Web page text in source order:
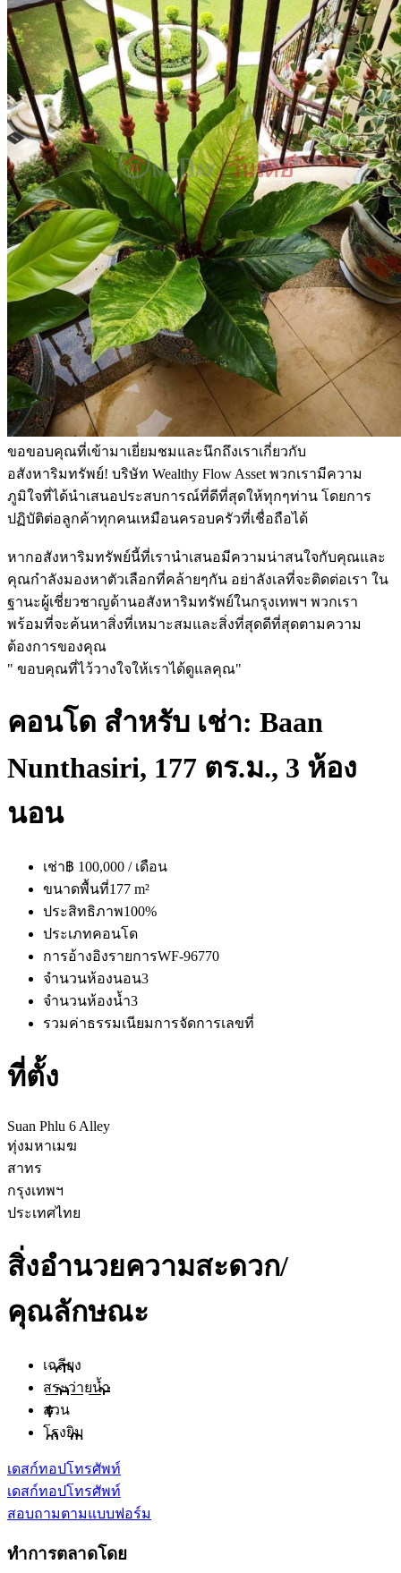
ขอขอบคุณที่เข้ามาเยี่ยมชมและนึกถึงเราเกี่ยวกับ
อสังหาริมทรัพย์! บริษัท Wealthy Flow Asset พวกเรามีความ
ภูมิใจที่ได้นำเสนอประสบการณ์ที่ดีที่สุดให้ทุกๆท่าน โดยการ
ปฏิบัติต่อลูกค้าทุกคนเหมือนครอบครัวที่เชื่อถือได้
หากอสังหาริมทรัพย์นี้ที่เรานำเสนอมีความน่าสนใจกับคุณและ
คุณกำลังมองหาตัวเลือกที่คล้ายๆกัน อย่าลังเลที่จะติดต่อเรา ใน
ฐานะผู้เชี่ยวชาญด้านอสังหาริมทรัพย์ในกรุงเทพฯ พวกเรา
พร้อมที่จะค้นหาสิ่งที่เหมาะสมและสิ่งที่สุดดีที่สุดตามความ
ต้องการของคุณ
" ขอบคุณที่ไว้วางใจให้เราได้ดูแลคุณ"
คอนโด สำหรับ เช่า: Baan
Nunthasiri, 177 ตร.ม., 3 ห้อง
นอน
เช่า฿ 100,000 / เดือน
ขนาดพื้นที่177 m²
ประสิทธิภาพ100%
ประเภทคอนโด
การอ้างอิงรายการWF-96770
จำนวนห้องนอน3
จำนวนห้องน้ำ3
รวมค่าธรรมเนียมการจัดการเลขที่
ที่ตั้ง
Suan Phlu 6 Alley
ทุ่งมหาเมฆ
สาทร
กรุงเทพฯ
ประเทศไทย
สิ่งอำนวยความสะดวก/
คุณลักษณะ
เฉลียง
สระว่ายน้ำ
สวน
โรงยิม
เดสก์ทอปโทรศัพท์
เดสก์ทอปโทรศัพท์
สอบถามตามแบบฟอร์ม
ทำการตลาดโดย